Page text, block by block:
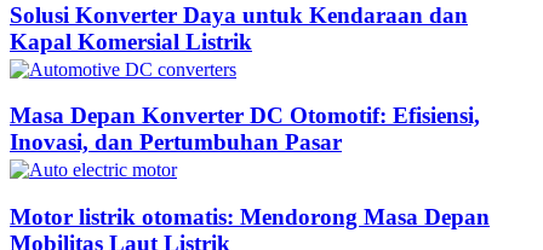
Solusi Konverter Daya untuk Kendaraan dan
Kapal Komersial Listrik
Masa Depan Konverter DC Otomotif: Efisiensi,
Inovasi, dan Pertumbuhan Pasar
Motor listrik otomatis: Mendorong Masa Depan
Mobilitas Laut Listrik